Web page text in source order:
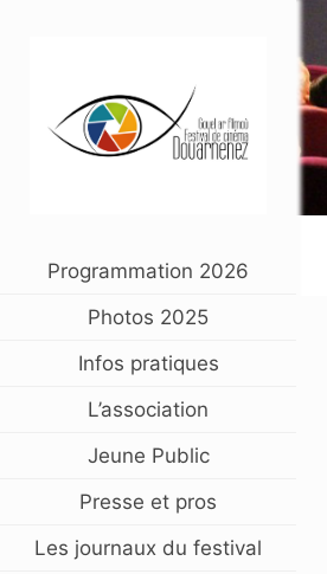
Programmation 2026
Photos 2025
Infos pratiques
L’association
Jeune Public
Presse et pros
Les journaux du festival